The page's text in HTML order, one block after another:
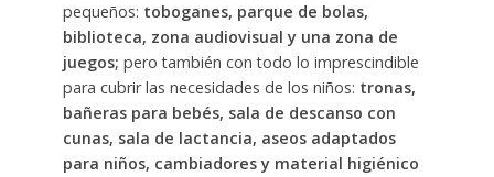
pequeños: toboganes, parque de bolas,
biblioteca, zona audiovisual y una zona de
juegos; pero también con todo lo imprescindible
para cubrir las necesidades de los niños: tronas,
bañeras para bebés, sala de descanso con
cunas, sala de lactancia, aseos adaptados
para niños, cambiadores y material higiénico